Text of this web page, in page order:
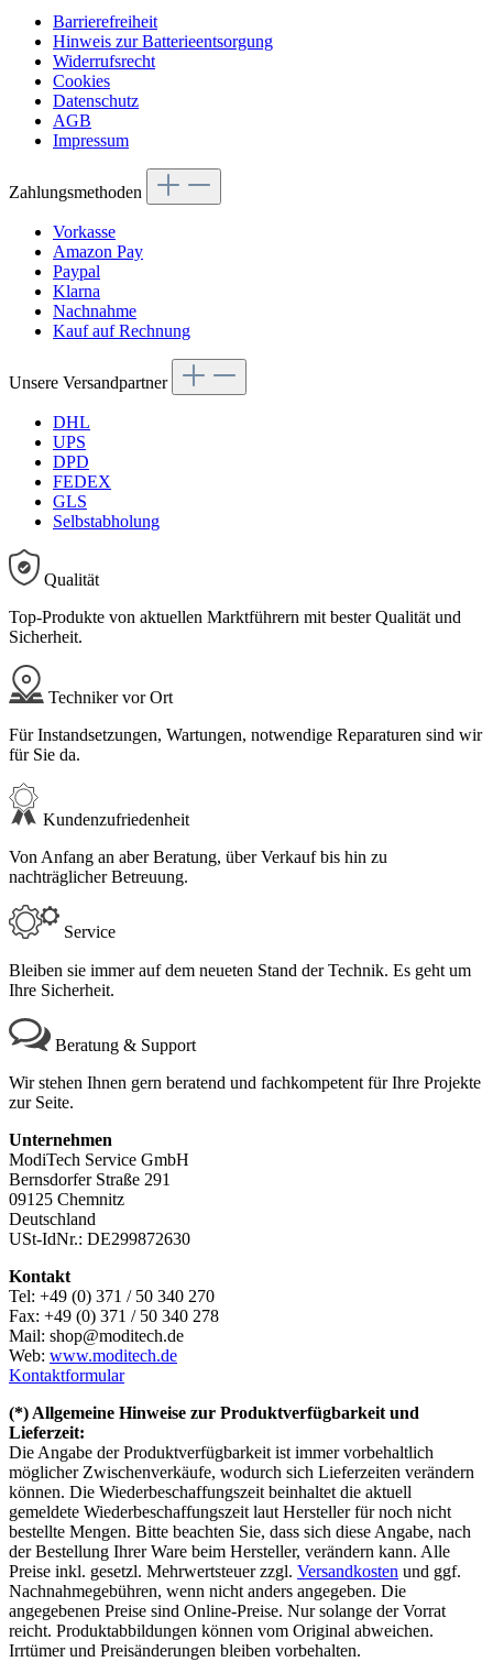
Barrierefreiheit
Hinweis zur Batterieentsorgung
Widerrufsrecht
Cookies
Datenschutz
AGB
Impressum
Zahlungsmethoden
Vorkasse
Amazon Pay
Paypal
Klarna
Nachnahme
Kauf auf Rechnung
Unsere Versandpartner
DHL
UPS
DPD
FEDEX
GLS
Selbstabholung
Qualität
Top-Produkte von aktuellen Marktführern mit bester Qualität und
Sicherheit.
Techniker vor Ort
Für Instandsetzungen, Wartungen, notwendige Reparaturen sind wir
für Sie da.
Kundenzufriedenheit
Von Anfang an aber Beratung, über Verkauf bis hin zu
nachträglicher Betreuung.
Service
Bleiben sie immer auf dem neueten Stand der Technik. Es geht um
Ihre Sicherheit.
Beratung & Support
Wir stehen Ihnen gern beratend und fachkompetent für Ihre Projekte
zur Seite.
Unternehmen
ModiTech Service GmbH
Bernsdorfer Straße 291
09125 Chemnitz
Deutschland
USt-IdNr.: DE299872630
Kontakt
Tel: +49 (0) 371 / 50 340 270
Fax: +49 (0) 371 / 50 340 278
Mail: shop@moditech.de
Web: www.moditech.de
Kontaktformular
(*) Allgemeine Hinweise zur Produktverfügbarkeit und
Lieferzeit:
Die Angabe der Produktverfügbarkeit ist immer vorbehaltlich
möglicher Zwischenverkäufe, wodurch sich Lieferzeiten verändern
können. Die Wiederbeschaffungszeit beinhaltet die aktuell
gemeldete Wiederbeschaffungszeit laut Hersteller für noch nicht
bestellte Mengen. Bitte beachten Sie, dass sich diese Angabe, nach
der Bestellung Ihrer Ware beim Hersteller, verändern kann. Alle
Preise inkl. gesetzl. Mehrwertsteuer zzgl. Versandkosten und ggf.
Nachnahmegebühren, wenn nicht anders angegeben. Die
angegebenen Preise sind Online-Preise. Nur solange der Vorrat
reicht. Produktabbildungen können vom Original abweichen.
Irrtümer und Preisänderungen bleiben vorbehalten.